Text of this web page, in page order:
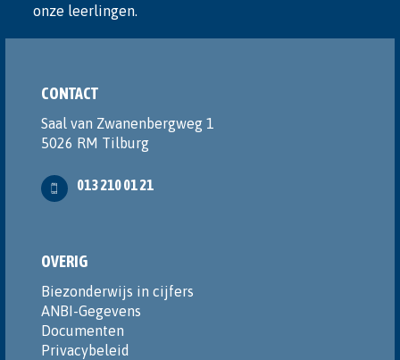
onze leerlingen.
CONTACT
Saal van Zwanenbergweg 1
5026 RM Tilburg
013 210 01 21
OVERIG
Biezonderwijs in cijfers
ANBI-Gegevens
Documenten
Privacybeleid